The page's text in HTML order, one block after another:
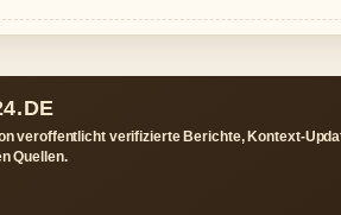
veroffentlicht verifizierte Berichte, Kontext-
Quellen.